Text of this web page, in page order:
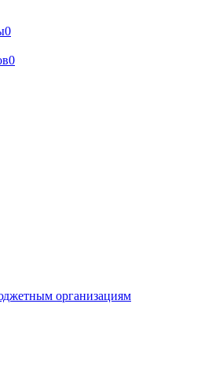
0
0
организациям